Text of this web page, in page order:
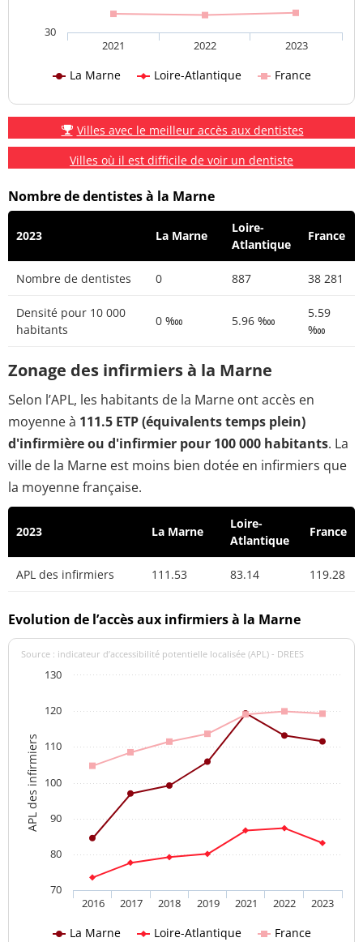
La Marne Loire-Atlantique France
2021 2022 2023
30
Villes avec le meilleur accès aux dentistes
Villes où il est difficile de voir un dentiste
Nombre de dentistes à la Marne
2023 La Marne
Loire-
Atlantique
France
Nombre de dentistes 0 887 38 281
Densité pour 10 000
habitants
0 ‱ 5.96 ‱
5.59
‱
Zonage des infirmiers à la Marne
Selon l’APL, les habitants de la Marne ont accès en
moyenne à 111.5 ETP (équivalents temps plein)
d'infirmière ou d'infirmier pour 100 000 habitants. La
ville de la Marne est moins bien dotée en infirmiers que
la moyenne française.
2023 La Marne
Loire-
Atlantique
France
APL des infirmiers 111.53 83.14 119.28
Evolution de l’accès aux infirmiers à la Marne
APL des infirmiers
Source : indicateur d’accessibilité potentielle localisée (APL) - DREES
La Marne Loire-Atlantique France
2016 2017 2018 2019 2021 2022 2023
70
80
90
100
110
120
130